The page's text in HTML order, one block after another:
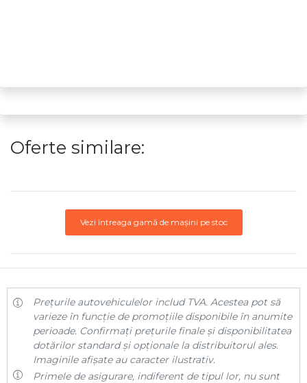
Oferte similare:
Vezi întreaga gamă de mașini pe stoc
Prețurile autovehiculelor includ TVA. Acestea pot să
varieze în funcție de promoțiile disponibile în anumite
perioade. Confirmați prețurile finale și disponibilitatea
dotărilor standard și opționale la distribuitorul ales.
Imaginile afișate au caracter ilustrativ.
Primele de asigurare, indiferent de tipul lor, nu sunt